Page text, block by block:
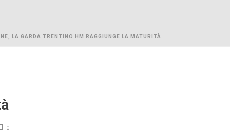
LA GARDA TRENTINO HM RAGGIUNGE LA MATURITÀ
0